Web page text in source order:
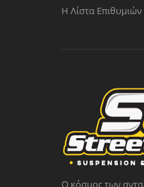
Η Λίστα
Ο κόσμος των